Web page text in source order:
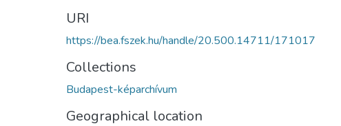
URI
https://bea.fszek.hu/handle/20.500.14711/171017
Collections
Budapest-képarchívum
Geographical location